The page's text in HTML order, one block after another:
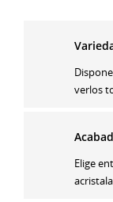
verlos
Elige